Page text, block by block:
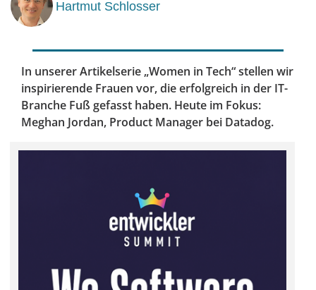
Hartmut Schlosser
In unserer Artikelserie „Women in Tech“ stellen wir
inspirierende Frauen vor, die erfolgreich in der IT-
Branche Fuß gefasst haben. Heute im Fokus:
Meghan Jordan, Product Manager bei Datadog.